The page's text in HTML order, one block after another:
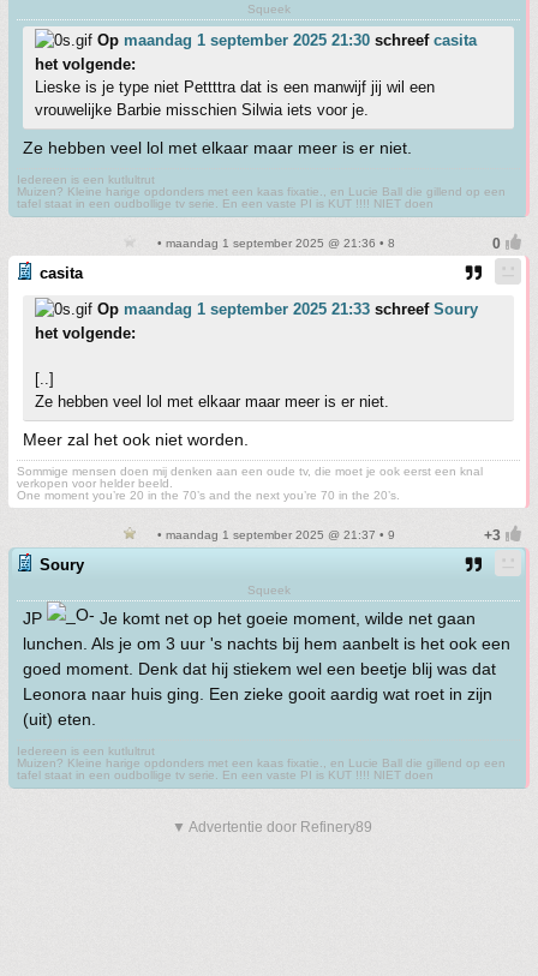
Squeek
Op maandag 1 september 2025 21:30 schreef casita
het volgende:
Lieske is je type niet Pettttra dat is een manwijf jij wil een
vrouwelijke Barbie misschien Silwia iets voor je.
Ze hebben veel lol met elkaar maar meer is er niet.
Iedereen is een kutlultrut
Muizen? Kleine harige opdonders met een kaas fixatie., en Lucie Ball die gillend op een
tafel staat in een oudbollige tv serie. En een vaste PI is KUT !!!! NIET doen
• maandag 1 september 2025 @ 21:36 • 8
casita
Op maandag 1 september 2025 21:33 schreef Soury
het volgende:
[..]
Ze hebben veel lol met elkaar maar meer is er niet.
Meer zal het ook niet worden.
Sommige mensen doen mij denken aan een oude tv, die moet je ook eerst een knal
verkopen voor helder beeld.
One moment you’re 20 in the 70’s and the next you’re 70 in the 20’s.
• maandag 1 september 2025 @ 21:37 • 9
Soury
Squeek
JP
Je komt net op het goeie moment, wilde net gaan
lunchen. Als je om 3 uur 's nachts bij hem aanbelt is het ook een
goed moment. Denk dat hij stiekem wel een beetje blij was dat
Leonora naar huis ging. Een zieke gooit aardig wat roet in zijn
(uit) eten.
Iedereen is een kutlultrut
Muizen? Kleine harige opdonders met een kaas fixatie., en Lucie Ball die gillend op een
tafel staat in een oudbollige tv serie. En een vaste PI is KUT !!!! NIET doen
▼ Advertentie door Refinery89